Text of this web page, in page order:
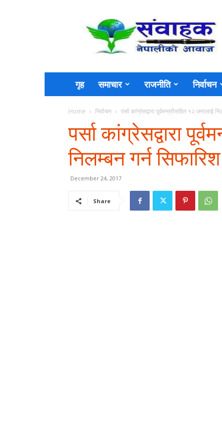
Sambahak
गृह समाचार राजनीति निर्वाचन
Home निर्वाचन पर्सा कांग्रेसद्वारा पूर्वमन्त्रीसहित १२ जनालाई
पर्सा कांग्रेसद्वारा
निलम्बन गर्न सिफारिश
December 24, 2017
Share